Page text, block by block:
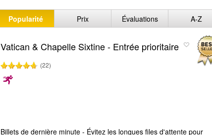
Popularité Prix Évaluations A-Z
Vatican & Chapelle Sixtine - Entrée prioritaire
(22)
Billets de dernière minute - Évitez les longues files d'attente pour